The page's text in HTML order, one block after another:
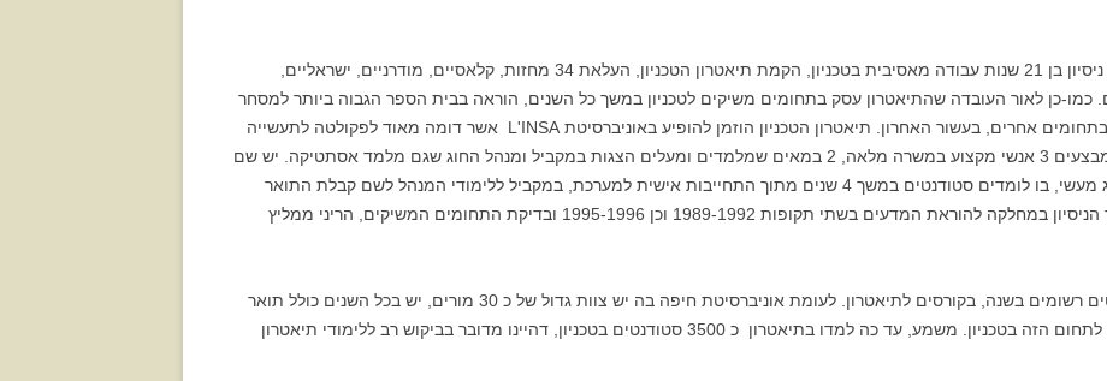
לאור הדברים שנאמרו במסמך זה, ולאור ניסיון בן 21 שנות עבודה מאסיבית בטכניון, הקמת תיאטרון הטכניון, העלאת 34 מחזות, קלאסיים, מודרניים, ישראליים,
כמו-כן לאור העובדה שהתיאטרון עסק בתחומים משיקים לטכניון במשך כל השנים, הוראה בבית הספר הגבוה ביותר למסחר
HEC של צרפת, ובאוניברסיטת פאריז 8 בתחומים אחרים, בעשור האחרון. תיאטרון הטכניון הוזמן להופיע באוניברסיטת L'INSA אשר דומה מאוד לפקולטה לתעשייה
וניהול בטכניון, בהבדל אחד עקרוני, שם מבצעים 3 אנשי מקצוע במשרה מלאה, 2 במאים שמלמדים ומעלים הצגות במקביל ומנהל החוג שגם מלמד אסתטיקה. יש שם
מערכת לימודים סדירה של תיאטרון כחוג מעשי, בו לומדים סטודנטים במשך 4 שנים מתוך התחייבות אישית למערכת, במקביל ללימודי המנהל לשם קבלת התואר
בניהול, לשמו באו לבית הספר הזה. לאור הניסיון במחלקה להוראת המדעים בשתי תקופות 1989-1992 וכן 1995-1996 ובדיקת התחומים המשיקים, הריני ממליץ
בטכניון יש היום בממוצע כ- 300 סטודנטים רשומים בשנה, בקורסים לתיאטרון. לעומת אוניברסיטת חיפה בה יש צוות גדול של כ 30 מורים, יש בכל השנים כולל תואר
שני 140 רשומים. זוהי הוכחה לביקוש רב לתחום הזה בטכניון. משמע, עד כה למדו בתיאטרון כ 3500 סטודנטים בטכניון, דהיינו מדובר בביקוש רב ללימודי תיאטרון